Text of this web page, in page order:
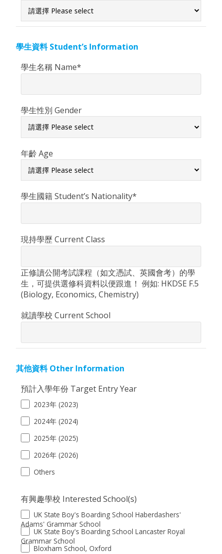
學生資料 Student’s Information
學生名稱 Name*
學生性別 Gender
年齡 Age
學生國籍 Student’s Nationality*
現持學歷 Current Class
正修讀公開考試課程（如文憑試、英國會考）的學
生，可提供選修科資料以便跟進！ 例如: HKDSE F.5
(Biology, Economics, Chemistry)
就讀學校 Current School
其他資料 Other Information
預計入學年份 Target Entry Year
2023年 (2023)
2024年 (2024)
2025年 (2025)
2026年 (2026)
Others
有興趣學校 Interested School(s)
UK State Boy's Boarding School Haberdashers'
Adams' Grammar School
UK State Boy's Boarding School Lancaster Royal
Grammar School
Bloxham School, Oxford